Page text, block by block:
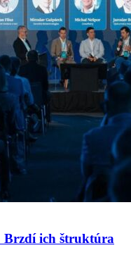
Brzdí ich štruktúra